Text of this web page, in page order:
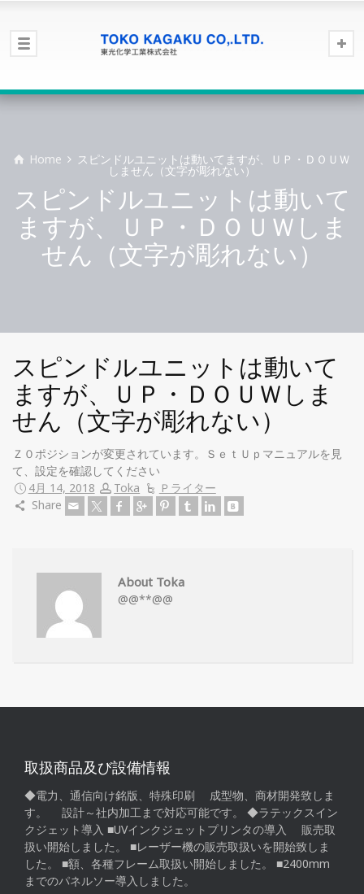
Home スピンドルユニットは動いてますが、ＵＰ・ＤＯＵＷ
しません（文字が彫れない）
スピンドルユニットは動いて
ますが、ＵＰ・ＤＯＵＷしま
せん（文字が彫れない）
スピンドルユニットは動いて
ますが、ＵＰ・ＤＯＵＷしま
せん（文字が彫れない）
Ｚ０ポジションが変更されています。ＳｅｔＵｐマニュアルを見
て、設定を確認してください
4月 14, 2018
Toka
Ｐライター
Share
About Toka
@@**@@
取扱商品及び設備情報
◆電力、通信向け銘版、特殊印刷 成型物、商材開発致しま
す。 設計～社内加工まで対応可能です。 ◆ラテックスイン
クジェット導入 ■UVインクジェットプリンタの導入 販売取
扱い開始しました。 ■レーザー機の販売取扱いを開始致しま
した。 ■額、各種フレーム取扱い開始しました。 ■2400mm
までのパネルソー導入しました。